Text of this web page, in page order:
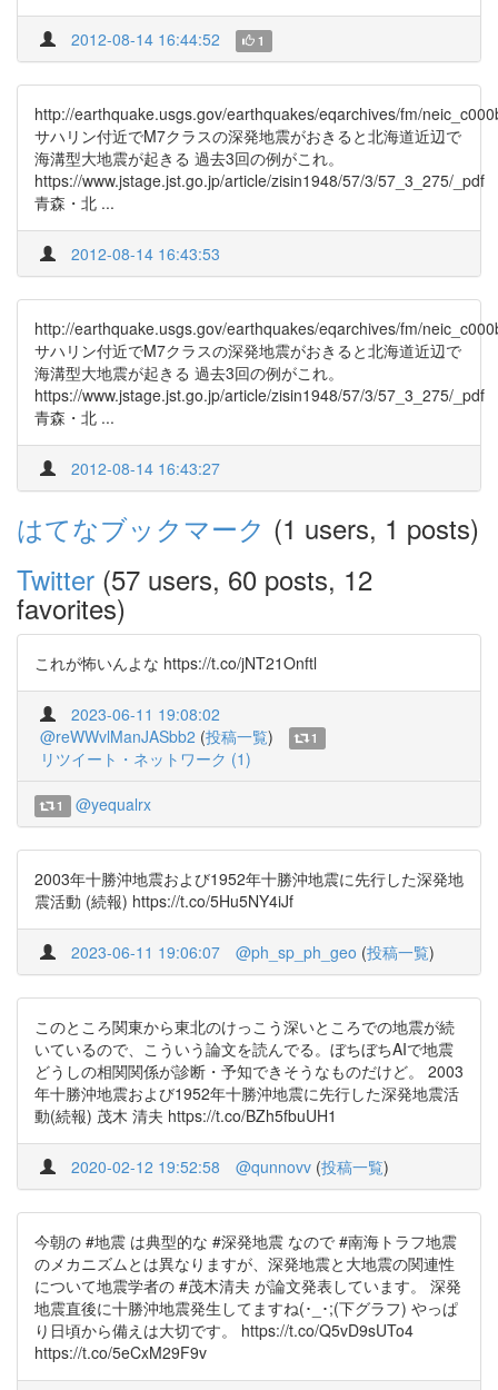
2012-08-14 16:44:52 1
http://earthquake.usgs.gov/earthquakes/eqarchives/fm/
サハリン付近でM7クラスの深発地震がおきると北海道近辺で
海溝型大地震が起きる 過去3回の例がこれ。
https://www.jstage.jst.go.jp/article/zisin1948/57/3/57_3_275/_pdf
青森・北 ...
2012-08-14 16:43:53
http://earthquake.usgs.gov/earthquakes/eqarchives/fm/
サハリン付近でM7クラスの深発地震がおきると北海道近辺で
海溝型大地震が起きる 過去3回の例がこれ。
https://www.jstage.jst.go.jp/article/zisin1948/57/3/57_3_275/_pdf
青森・北 ...
2012-08-14 16:43:27
はてなブックマーク (1 users, 1 posts)
Twitter (57 users, 60 posts, 12
favorites)
これが怖いんよな https://t.co/jNT21Onftl
2023-06-11 19:08:02
@reWWvlManJASbb2 (投稿一覧) 1
リツイート・ネットワーク (1)
1 @yequalrx
2003年十勝沖地震および1952年十勝沖地震に先行した深発地
震活動 (続報) https://t.co/5Hu5NY4iJf
2023-06-11 19:06:07 @ph_sp_ph_geo (投稿一覧)
このところ関東から東北のけっこう深いところでの地震が続
いているので、こういう論文を読んでる。ぼちぼちAIで地震
どうしの相関関係が診断・予知できそうなものだけど。 2003
年十勝沖地震および1952年十勝沖地震に先行した深発地震活
動(続報) 茂木 清夫 https://t.co/BZh5fbuUH1
2020-02-12 19:52:58 @qunnovv (投稿一覧)
今朝の #地震 は典型的な #深発地震 なので #南海トラフ地震
のメカニズムとは異なりますが、深発地震と大地震の関連性
について地震学者の #茂木清夫 が論文発表しています。 深発
地震直後に十勝沖地震発生してますね(･_･;(下グラフ) やっぱ
り日頃から備えは大切です。 https://t.co/Q5vD9sUTo4
https://t.co/5eCxM29F9v